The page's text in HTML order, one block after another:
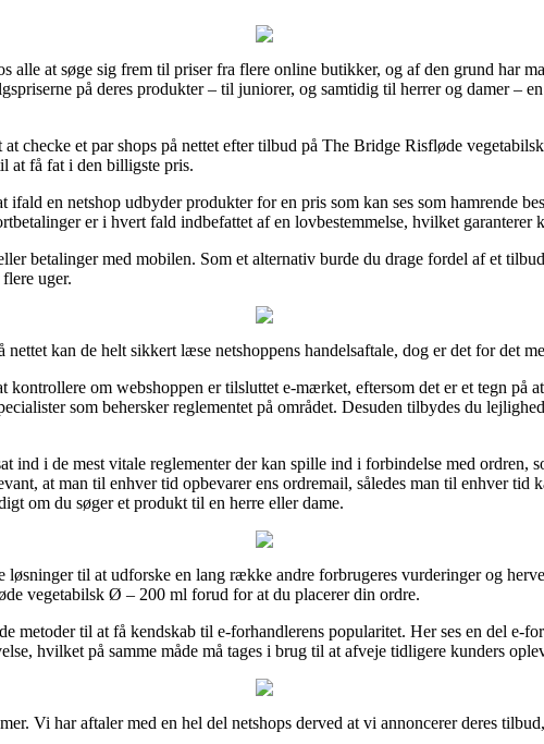
alle at søge sig frem til priser fra flere online butikker, og af den grund har
på deres produkter – til juniorer, og samtidig til herrer og damer –
checke et par shops på nettet efter tilbud på The Bridge Risfløde
at få fat i den billigste pris.
en netshop udbyder produkter for en pris som kan ses som hamrende
er i hvert fald indbefattet af en lovbestemmelse, hvilket garanterer
betalinger med mobilen. Som et alternativ burde du drage fordel af et
uger.
kan de helt sikkert læse netshoppens handelsaftale, dog er det for det
om webshoppen er tilsluttet e-mærket, eftersom det er et tegn på
som behersker reglementet på området. Desuden tilbydes du
ind i de mest vitale reglementer der kan spille ind i forbindelse med ordren,
at man til enhver tid opbevarer ens ordremail, således man til enhver
om du søger et produkt til en herre eller dame.
til at udforske en lang række andre forbrugeres vurderinger og
vegetabilsk Ø – 200 ml forud for at du placerer din ordre.
metoder til at få kendskab til e-forhandlerens popularitet. Her ses en del e-
hvilket på samme måde må tages i brug til at afveje tidligere kunders
Vi har aftaler med en hel del netshops derved at vi annoncerer deres